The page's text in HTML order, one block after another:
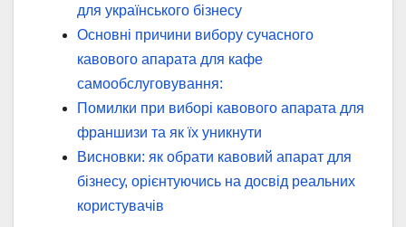
для українського бізнесу
Основні причини вибору сучасного
кавового апарата для кафе
самообслуговування:
Помилки при виборі кавового апарата для
франшизи та як їх уникнути
Висновки: як обрати кавовий апарат для
бізнесу, орієнтуючись на досвід реальних
користувачів